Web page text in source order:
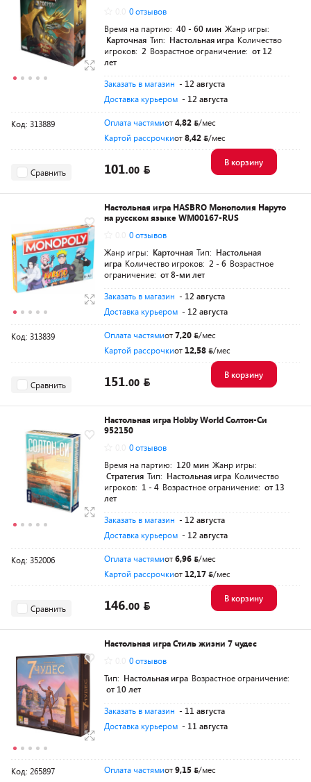
0 отзывов
Время на партию: 40 - 60 мин Жанр игры:
Карточная Тип: Настольная игра Количество
игроков: 2 Возрастное ограничение: от 12
лет
Заказать в магазин - 12 августа
Доставка курьером - 12 августа
Код: 313889 Оплата частямиот4,82
/мес
Картой рассрочкиот8,42 /мес
Сравнить 101.00
В корзину
Настольная игра HASBRO Монополия Наруто
на русском языке WM00167-RUS
0 отзывов
Жанр игры: Карточная Тип: Настольная
игра Количество игроков: 2 - 6 Возрастное
ограничение: от 8-ми лет
Заказать в магазин - 12 августа
Доставка курьером - 12 августа
Код: 313839 Оплата частямиот7,20
/мес
Картой рассрочкиот 12,58 /мес
Сравнить 151.00
В корзину
Настольная игра Hobby World Солтон-Си
952150
0 отзывов
Время на партию: 120 мин Жанр игры:
Стратегия Тип: Настольная игра Количество
игроков: 1 - 4 Возрастное ограничение: от 13
лет
Заказать в магазин - 12 августа
Доставка курьером - 12 августа
Код: 352006 Оплата частямиот6,96
/мес
Картой рассрочкиот 12,17 /мес
Сравнить 146.00
В корзину
Настольная игра Стиль жизни 7 чудес
0 отзывов
Тип: Настольная игра Возрастное ограничение:
от 10 лет
Заказать в магазин - 11 августа
Доставка курьером - 11 августа
Код: 265897 Оплата частямиот9,15
/мес